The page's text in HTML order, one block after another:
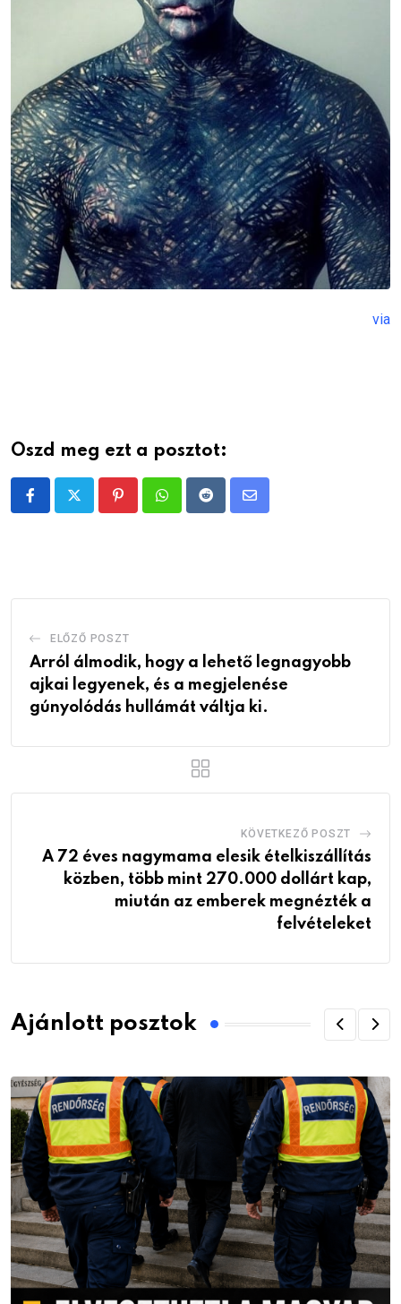
via
Oszd meg ezt a posztot:
PinterestWhatsappRedditShare
ELŐZŐ POSZT
Arról álmodik, hogy a lehető legnagyobb
ajkai legyenek, és a megjelenése
gúnyolódás hullámát váltja ki.
KÖVETKEZŐ POSZT
A 72 éves nagymama elesik ételkiszállítás
közben, több mint 270.000 dollárt kap,
miután az emberek megnézték a
felvételeket
Ajánlott posztok